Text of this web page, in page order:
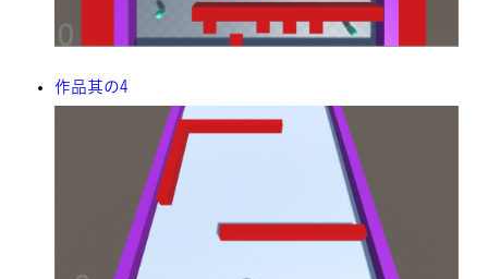
作品其の4